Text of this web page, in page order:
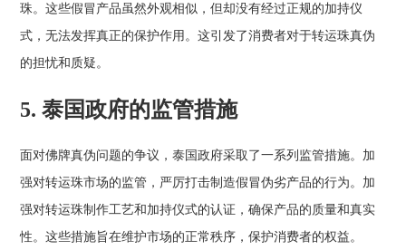
珠。这些假冒产品虽然外观相似，但却没有经过正规的加持仪
式，无法发挥真正的保护作用。这引发了消费者对于转运珠真伪
的担忧和质疑。
5. 泰国政府的监管措施
面对佛牌真伪问题的争议，泰国政府采取了一系列监管措施。加
强对转运珠市场的监管，严厉打击制造假冒伪劣产品的行为。加
强对转运珠制作工艺和加持仪式的认证，确保产品的质量和真实
性。这些措施旨在维护市场的正常秩序，保护消费者的权益。